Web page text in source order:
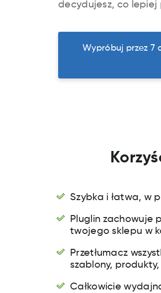
decydujesz, co
Wypróbuj przez 7
Szybka i łatwa, w
Pluglin zachowuje
twojego sklepu w
Przetłumacz
szablony,
Całkowicie